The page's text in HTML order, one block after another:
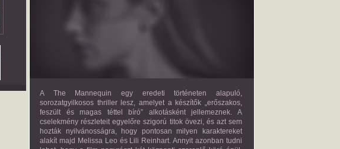
THE MANNEQUIN
A The Mannequin egy eredeti történeten alapuló,
sorozatgyilkosos thriller lesz, amelyet a készítők „erőszakos,
feszült és magas téttel bíró” alkotásként jellemeznek. A
cselekmény részleteit egyelőre szigorú titok övezi, és azt sem
hozták nyilvánosságra, hogy pontosan milyen karaktereket
alakít majd Melissa Leo és Lili Reinhart. Annyit azonban tudni